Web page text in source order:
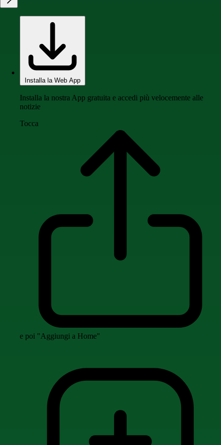
Installa la Web App
Installa la nostra App gratuita e accedi più velocemente alle
notizie
Tocca
e poi "Aggiungi a Home"